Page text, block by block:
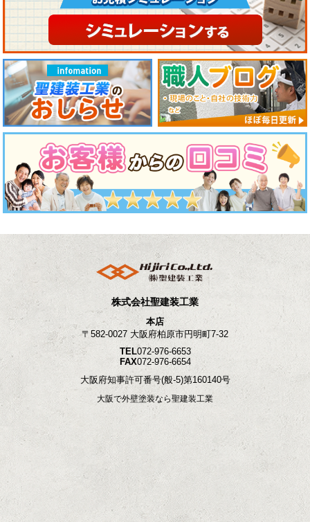
株式会社聖建装工業
本店
〒582-0027 大阪府柏原市円明町7-32
TEL072-976-6653
FAX072-976-6654
大阪府知事許可番号(般-5)第160140号
大阪で外壁塗装なら聖建装工業